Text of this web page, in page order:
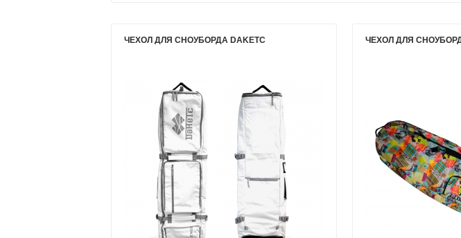
ЧЕХОЛ ДЛЯ СНОУБОРДА DAKETC ЧЕХОЛ ДЛЯ